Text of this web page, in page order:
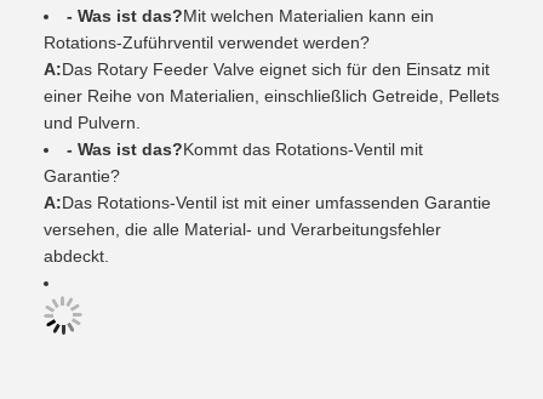
- Was ist das?Mit welchen Materialien kann ein
Rotations-Zuführventil verwendet werden?
A:Das Rotary Feeder Valve eignet sich für den Einsatz mit
einer Reihe von Materialien, einschließlich Getreide, Pellets
und Pulvern.
- Was ist das?Kommt das Rotations-Ventil mit
Garantie?
A:Das Rotations-Ventil ist mit einer umfassenden Garantie
versehen, die alle Material- und Verarbeitungsfehler
abdeckt.